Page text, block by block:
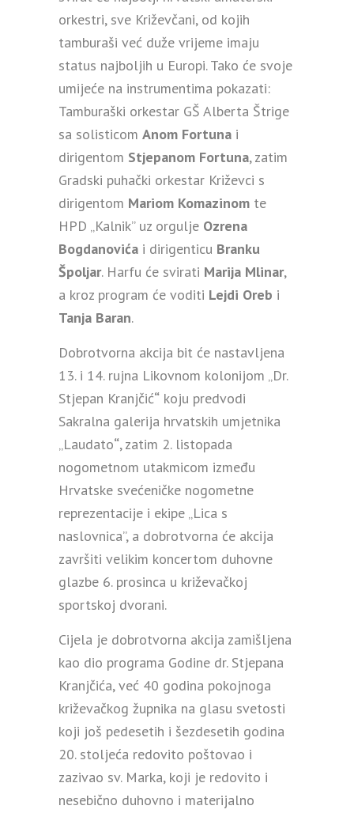
orkestri, sve Križevčani, od kojih
tamburaši već duže vrijeme imaju
status najboljih u Europi. Tako će svoje
umijeće na instrumentima pokazati:
Tamburaški orkestar GŠ Alberta Štrige
sa solisticom Anom Fortuna i
dirigentom Stjepanom Fortuna, zatim
Gradski puhački orkestar Križevci s
dirigentom Mariom Komazinom te
HPD „Kalnik” uz orgulje Ozrena
Bogdanovića i dirigenticu Branku
Špoljar. Harfu će svirati Marija Mlinar,
a kroz program će voditi Lejdi Oreb i
Tanja Baran.
Dobrotvorna akcija bit će nastavljena
13. i 14. rujna Likovnom kolonijom „Dr.
Stjepan Kranjčić“ koju predvodi
Sakralna galerija hrvatskih umjetnika
„Laudato“, zatim 2. listopada
nogometnom utakmicom između
Hrvatske svećeničke nogometne
reprezentacije i ekipe „Lica s
naslovnica”, a dobrotvorna će akcija
završiti velikim koncertom duhovne
glazbe 6. prosinca u križevačkoj
sportskoj dvorani.
Cijela je dobrotvorna akcija zamišljena
kao dio programa Godine dr. Stjepana
Kranjčića, već 40 godina pokojnoga
križevačkog župnika na glasu svetosti
koji još pedesetih i šezdesetih godina
20. stoljeća redovito poštovao i
zazivao sv. Marka, koji je redovito i
nesebično duhovno i materijalno